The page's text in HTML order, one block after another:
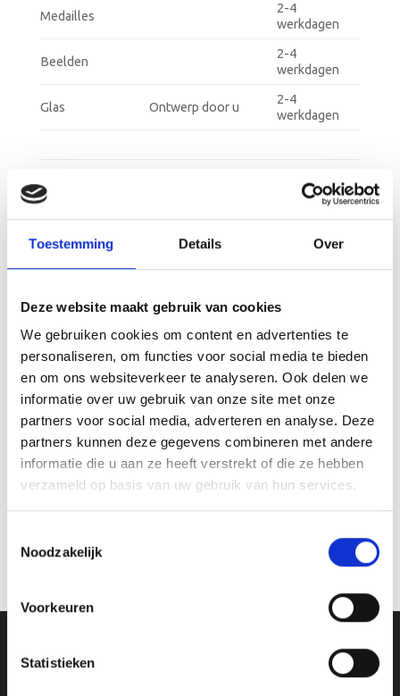
Toestemming Details Over
Deze website maakt gebruik van cookies
We gebruiken cookies om content en advertenties te
personaliseren, om functies voor social media te bieden
en om ons websiteverkeer te analyseren. Ook delen we
informatie over uw gebruik van onze site met onze
partners voor social media, adverteren en analyse. Deze
partners kunnen deze gegevens combineren met andere
informatie die u aan ze heeft verstrekt of die ze hebben
verzameld op basis van uw gebruik van hun services.
Noodzakelijk
Voorkeuren
Statistieken
Medailles
2-4
werkdagen
Beelden
2-4
werkdagen
Glas Ontwerp door u
2-4
werkdagen
Schalen
werkdagen
5-7
werkdagen
Vanen
Blokken
werkdagen
Graveerplaten
2-4
werkdagen
Wandborden
2-4
werkdagen
Hout
werkdagen